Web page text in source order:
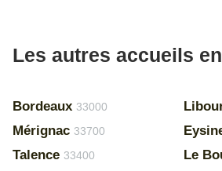
Les autres accueils
Bordeaux 33000
Mérignac 33700
Talence 33400 Le